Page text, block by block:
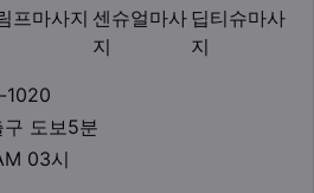
프마사지 센슈얼마사
지
딥티슈마사
지
1020
구 도보5분
03시